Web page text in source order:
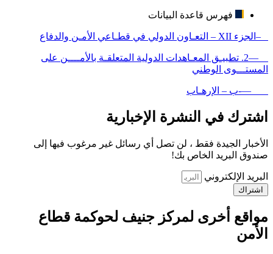
فهرس قاعدة البيانات
–الجزء XII – التعـاون الدولي في قطـاعي الأمـن والدفاع
—2. تطبيـق المعـاهدات الدولية المتعلقـة بالأمــــن على
المستـــوى الوطني
—-ب – الإرهـاب
اشترك في النشرة الإخبارية
الأخبار الجيدة فقط ، لن تصل أي رسائل غير مرغوب فيها إلى
صندوق البريد الخاص بك!
البريد الإلكتروني
اشتراك
مواقع أخرى لمركز جنيف لحوكمة قطاع
الأمن